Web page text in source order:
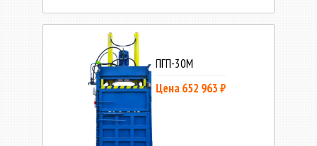
ПГП-30М
Цена 652 963 ₽